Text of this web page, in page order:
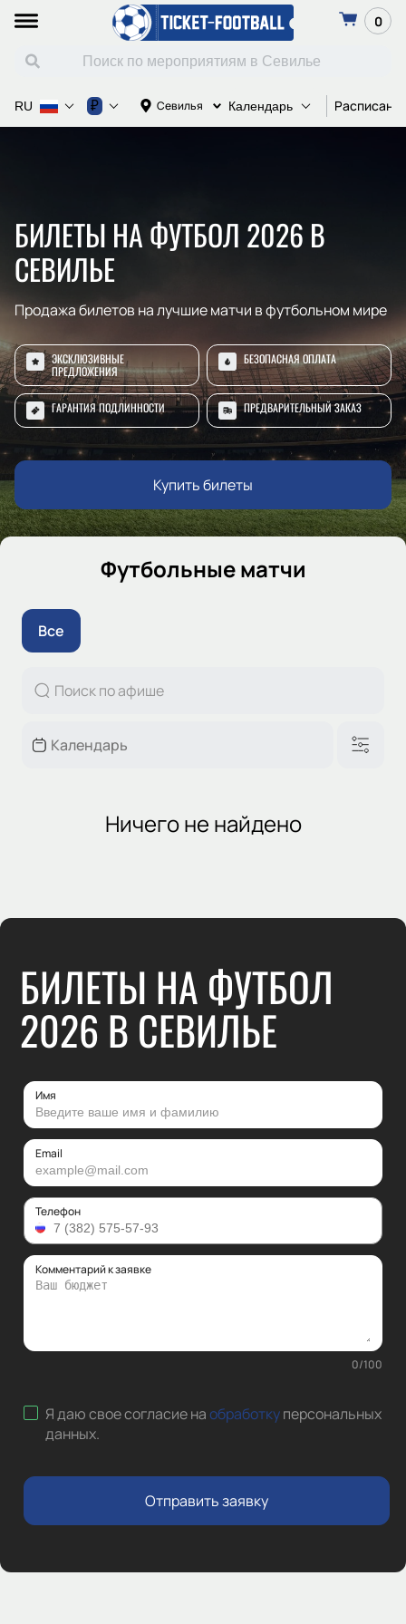
0
Севилья Календарь
RU ₽
БИЛЕТЫ НА ФУТБОЛ 2026 В
СЕВИЛЬЕ
Продажа билетов на лучшие матчи в футбольном мире
Купить билеты
ЭКСКЛЮЗИВНЫЕ
ПРЕДЛОЖЕНИЯ
БЕЗОПАСНАЯ ОПЛАТА
ГАРАНТИЯ ПОДЛИННОСТИ ПРЕДВАРИТЕЛЬНЫЙ ЗАКАЗ
Футбольные матчи
Все
Ничего не найдено
БИЛЕТЫ НА ФУТБОЛ
2026 В СЕВИЛЬЕ
Имя
Email
Телефон
Комментарий к заявке
0/100
Я даю свое согласие наобработкуперсональных
данных.
Отправить заявку